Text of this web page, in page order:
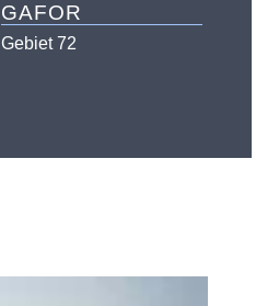
GAFOR
Gebiet 72